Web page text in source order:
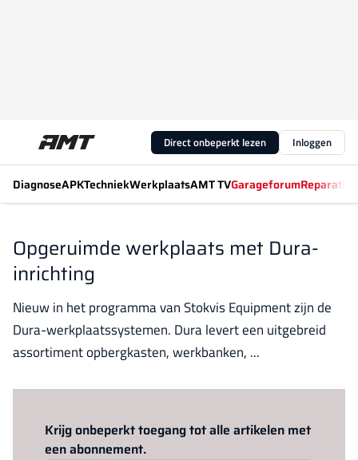
Direct onbeperkt lezen Inloggen
DiagnoseAPKTechniekWerkplaatsAMT TVGarageforum
Opgeruimde werkplaats met Dura-
inrichting
Nieuw in het programma van Stokvis Equipment zijn de
Dura-werkplaatssystemen. Dura levert een uitgebreid
assortiment opbergkasten, werkbanken, ...
Krijg onbeperkt toegang tot alle artikelen met
een abonnement.